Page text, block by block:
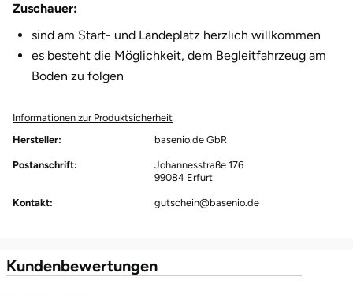
Zuschauer:
sind am Start- und Landeplatz herzlich willkommen
es besteht die Möglichkeit, dem Begleitfahrzeug am
Boden zu folgen
Informationen zur Produktsicherheit
Hersteller:
basenio.de GbR
Postanschrift:
Johannesstraße 176
99084 Erfurt
Kontakt: gutschein@basenio.de
Kundenbewertungen
Ibbenbüren
Ingolstadt
Jena
Kassel